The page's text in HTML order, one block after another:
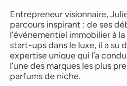
Entrepreneur visionnaire,
parcours inspirant : de ses
l’événementiel immobilier à
start-ups dans le luxe, il a su
expertise unique qui l’a
l’une des marques les plus
parfums de niche.